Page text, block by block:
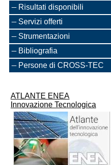
Risultati disponibili
Servizi offerti
Strumentazioni
Bibliografia
Persone di CROSS-TEC
ATLANTE ENEA
Innovazione Tecnologica